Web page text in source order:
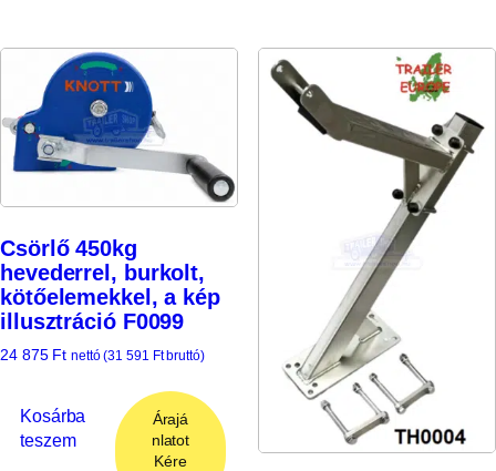
Csörlő 450kg
hevederrel, burkolt,
kötőelemekkel, a kép
illusztráció F0099
24 875 Ft nettó (31 591 Ftbruttó)
Kosárba
teszem
Árajá
nlatot
Kére